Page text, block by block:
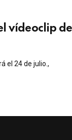
vídeoclip del
el 24 de julio.,